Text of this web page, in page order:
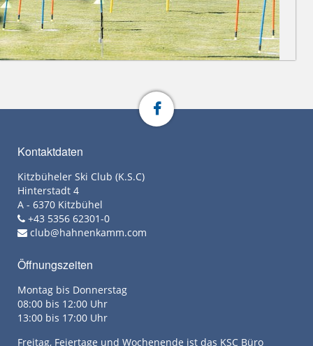
Kontaktdaten
Kitzbüheler Ski Club (K.S.C)
Hinterstadt 4
A - 6370 Kitzbühel
+43 5356 62301-0
club@hahnenkamm.com
Öffnungszeiten
Montag bis Donnerstag
08:00 bis 12:00 Uhr
13:00 bis 17:00 Uhr
Freitag, Feiertage und Wochenende ist das KSC Büro